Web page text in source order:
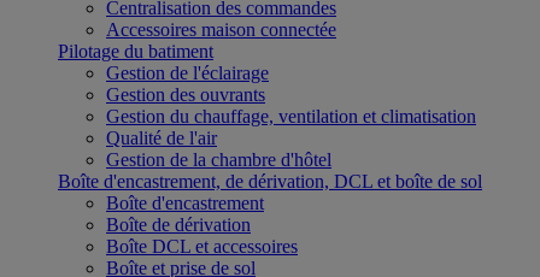
Centralisation des commandes
Accessoires maison connectée
Pilotage du batiment
Gestion de l'éclairage
Gestion des ouvrants
Gestion du chauffage, ventilation et climatisation
Qualité de l'air
Gestion de la chambre d'hôtel
Boîte d'encastrement, de dérivation, DCL et boîte de sol
Boîte d'encastrement
Boîte de dérivation
Boîte DCL et accessoires
Boîte et prise de sol